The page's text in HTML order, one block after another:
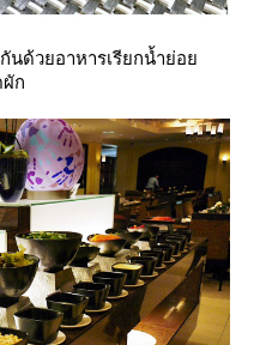
กันด้วยอาหารเรียกน้ำย่อ
ก